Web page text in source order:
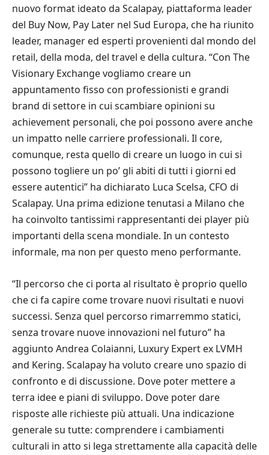
nuovo format ideato da Scalapay, piattaforma leader
del Buy Now, Pay Later nel Sud Europa, che ha riunito
leader, manager ed esperti provenienti dal mondo del
retail, della moda, del travel e della cultura. “Con The
Visionary Exchange vogliamo creare un
appuntamento fisso con professionisti e grandi
brand di settore in cui scambiare opinioni su
achievement personali, che poi possono avere anche
un impatto nelle carriere professionali. Il core,
comunque, resta quello di creare un luogo in cui si
possono togliere un po’ gli abiti di tutti i giorni ed
essere autentici” ha dichiarato Luca Scelsa, CFO di
Scalapay. Una prima edizione tenutasi a Milano che
ha coinvolto tantissimi rappresentanti dei player più
importanti della scena mondiale. In un contesto
informale, ma non per questo meno performante.
“Il percorso che ci porta al risultato è proprio quello
che ci fa capire come trovare nuovi risultati e nuovi
successi. Senza quel percorso rimarremmo statici,
senza trovare nuove innovazioni nel futuro” ha
aggiunto Andrea Colaianni, Luxury Expert ex LVMH
and Kering. Scalapay ha voluto creare uno spazio di
confronto e di discussione. Dove poter mettere a
terra idee e piani di sviluppo. Dove poter dare
risposte alle richieste più attuali. Una indicazione
generale su tutte: comprendere i cambiamenti
culturali in atto si lega strettamente alla capacità delle